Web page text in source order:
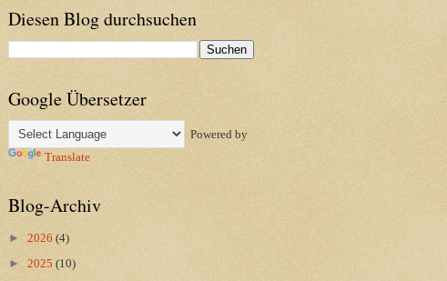
Diesen Blog durchsuchen
Google Übersetzer
Powered by
Translate
Blog-Archiv
► 2026 (4)
► 2025 (10)